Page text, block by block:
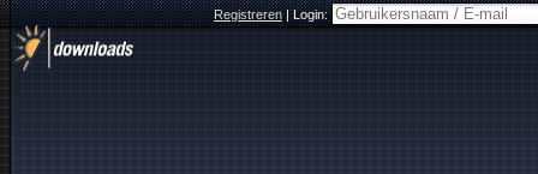
Registreren|Login: